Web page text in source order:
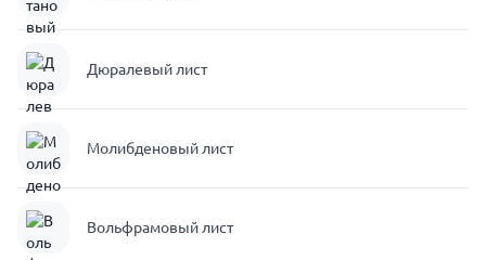
Дюралевый лист
Молибденовый лист
Вольфрамовый лист